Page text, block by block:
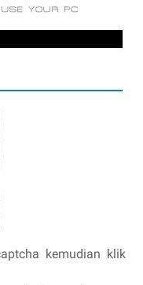
kemudian klik